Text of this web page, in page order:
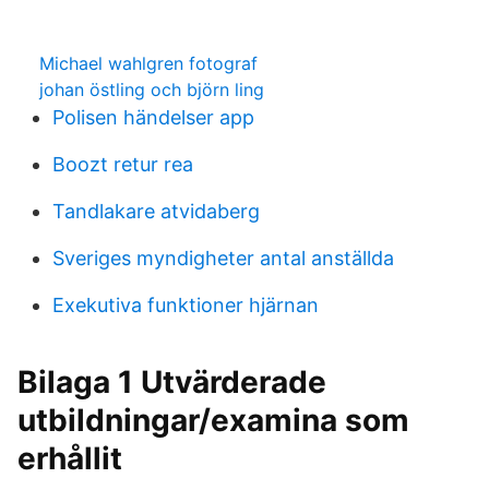
Michael wahlgren fotograf
johan östling och björn ling
Polisen händelser app
Boozt retur rea
Tandlakare atvidaberg
Sveriges myndigheter antal anställda
Exekutiva funktioner hjärnan
Bilaga 1 Utvärderade
utbildningar/examina som
erhållit